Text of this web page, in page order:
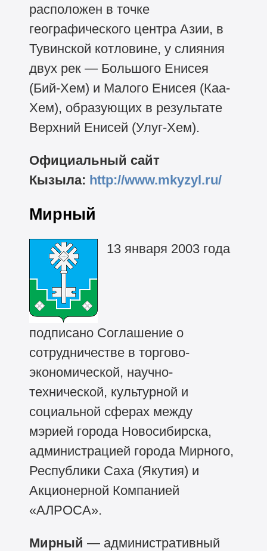
расположен в точке
географического центра Азии, в
Тувинской котловине, у слияния
двух рек — Большого Енисея
(Бий-Хем) и Малого Енисея (Каа-
Хем), образующих в результате
Верхний Енисей (Улуг-Хем).
Официальный сайт
Кызыла: http://www.mkyzyl.ru/
Мирный
13 января 2003 года
подписано Соглашение о
сотрудничестве в торгово-
экономической, научно-
технической, культурной и
социальной сферах между
мэрией города Новосибирска,
администрацией города Мирного,
Республики Саха (Якутия) и
Акционерной Компанией
«АЛРОСА».
Мирный — административный